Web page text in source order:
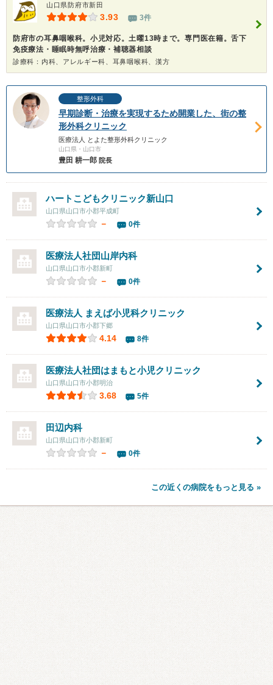
山口県防府市新田
3.93 3件
防府市の耳鼻咽喉科。小児対応。土曜13時まで。専門医在籍。舌下
免疫療法・睡眠時無呼治療・補聴器相談
診療科：内科、アレルギー科、耳鼻咽喉科、漢方
整形外科
早期診断・治療を実現するため開業した、街の整
形外科クリニック
医療法人 とよた整形外科クリニック
山口県・山口市
豊田 耕一郎 院長
ハートこどもクリニック新山口
山口県山口市小郡平成町
－ 0件
医療法人社団山岸内科
山口県山口市小郡新町
－ 0件
医療法人 まえば小児科クリニック
山口県山口市小郡下郷
4.14 8件
医療法人社団はまもと小児クリニック
山口県山口市小郡明治
3.68 5件
田辺内科
山口県山口市小郡新町
－ 0件
この近くの病院をもっと見る »